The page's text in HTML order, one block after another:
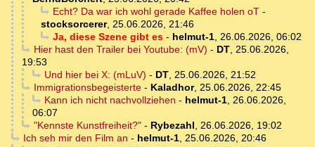
Echt? Da war ich wohl gerade Kaffee holen oT-
stocksorcerer, 25.06.2026, 21:46
Ja, diese Szene gibt es- helmut-1, 26.06.2026, 06:02
Hier hast den Trailer bei Youtube: (mV) - DT, 25.06.2026,
19:53
Und hier bei X: (mLuV) - DT, 25.06.2026, 21:52
Immigrationsbegeisterte- Kaladhor, 25.06.2026, 22:45
Kann ich nicht nachvollziehen - helmut-1, 26.06.2026,
06:07
"Kennste Kunstfreiheit?"- Rybezahl, 26.06.2026, 19:02
Ich seh mir den Film an - helmut-1, 25.06.2026, 20:46